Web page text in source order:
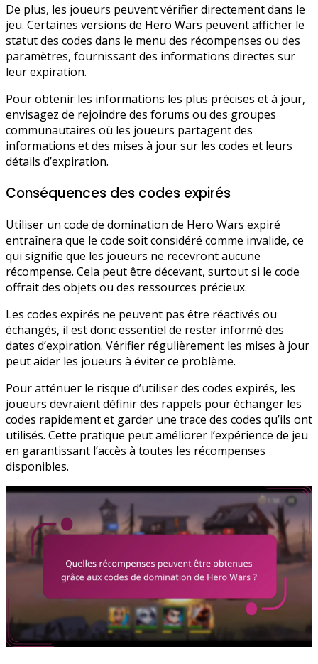
De plus, les joueurs peuvent vérifier directement dans le
jeu. Certaines versions de Hero Wars peuvent afficher le
statut des codes dans le menu des récompenses ou des
paramètres, fournissant des informations directes sur
leur expiration.
Pour obtenir les informations les plus précises et à jour,
envisagez de rejoindre des forums ou des groupes
communautaires où les joueurs partagent des
informations et des mises à jour sur les codes et leurs
détails d’expiration.
Conséquences des codes expirés
Utiliser un code de domination de Hero Wars expiré
entraînera que le code soit considéré comme invalide, ce
qui signifie que les joueurs ne recevront aucune
récompense. Cela peut être décevant, surtout si le code
offrait des objets ou des ressources précieux.
Les codes expirés ne peuvent pas être réactivés ou
échangés, il est donc essentiel de rester informé des
dates d’expiration. Vérifier régulièrement les mises à jour
peut aider les joueurs à éviter ce problème.
Pour atténuer le risque d’utiliser des codes expirés, les
joueurs devraient définir des rappels pour échanger les
codes rapidement et garder une trace des codes qu’ils ont
utilisés. Cette pratique peut améliorer l’expérience de jeu
en garantissant l’accès à toutes les récompenses
disponibles.